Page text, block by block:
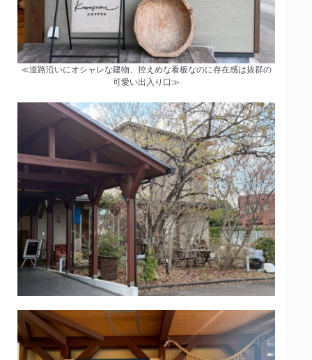
≪道路沿いにオシャレな建物、控えめな看板なのに存在感は抜群の
可愛い出入り口≫